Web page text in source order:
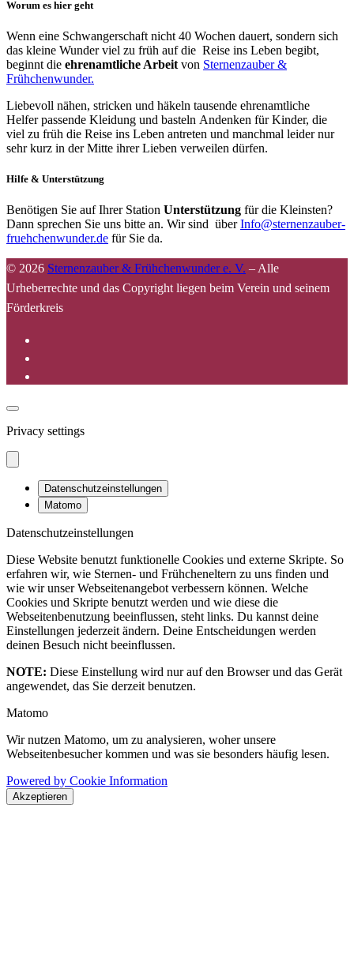
Worum es hier geht
Wenn eine Schwangerschaft nicht 40 Wochen dauert, sondern sich
das kleine Wunder viel zu früh auf die Reise ins Leben begibt,
beginnt die ehrenamtliche Arbeit von Sternenzauber &
Frühchenwunder.
Liebevoll nähen, stricken und häkeln tausende ehrenamtliche
Helfer passende Kleidung und basteln Andenken für Kinder, die
viel zu früh die Reise ins Leben antreten und manchmal leider nur
sehr kurz in der Mitte ihrer Lieben verweilen dürfen.
Hilfe & Unterstützung
Benötigen Sie auf Ihrer Station Unterstützung für die Kleinsten?
Dann sprechen Sie uns bitte an. Wir sind überInfo@sternenzauber-
fruehchenwunder.de für Sie da.
© 2026 Sternenzauber & Frühchenwunder e. V. – Alle
Urheberrechte und das Copyright liegen beim Verein und seinem
Förderkreis
Privacy settings
Datenschutzeinstellungen
Matomo
Datenschutzeinstellungen
Diese Website benutzt funktionelle Cookies und externe Skripte. So
erfahren wir, wie Sternen- und Frühcheneltern zu uns finden und
wie wir unser Webseitenangebot verbessern können. Welche
Cookies und Skripte benutzt werden und wie diese die
Webseitenbenutzung beeinflussen, steht links. Du kannst deine
Einstellungen jederzeit ändern. Deine Entscheidungen werden
deinen Besuch nicht beeinflussen.
NOTE: Diese Einstellung wird nur auf den Browser und das Gerät
angewendet, das Sie derzeit benutzen.
Matomo
Wir nutzen Matomo, um zu analysieren, woher unsere
Webseitenbesucher kommen und was sie besonders häufig lesen.
Powered by Cookie Information
Akzeptieren